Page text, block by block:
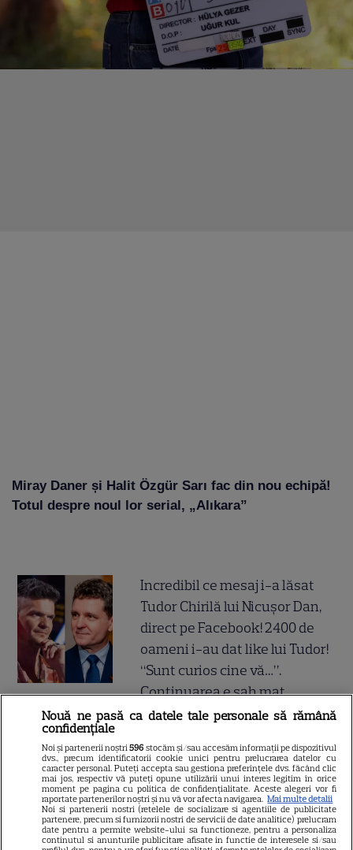
Miray Daner și Halit Özgür Sarı fac din nou echipă!
Totul despre noul lor serial, „Alıkara”
Incredibil ce mesaj i-a lăsat
Tudor Chirilă lui Nicușor Dan,
direct pe Facebook! 2400 de
oameni i-au dat like lui Tudor!
“Sunt curios cine vă…”.
Continuarea e șah mat
Mirabela Grădinaru, dar asta
nu e tot! Surpriza uriașă din
declarația de avere! Da, scrie
negru pe alb! O cheamă…
Nouă ne pasă ca datele tale personale să rămână
confidențiale
Noi și partenerii noștri596 stocăm și/sau accesăm informații pe dispozitivul
dvs., precum identificatorii cookie unici pentru prelucrarea datelor cu
caracter personal. Puteți accepta sau gestiona preferințele dvs. făcând clic
mai jos, respectiv vă puteți opune utilizării unui interes legitim în orice
moment pe pagina cu politica de confidențialitate. Aceste alegeri vor fi
raportate partenerilor noștri și nu vă vor afecta navigarea. Mai multe detalii
Noi si partenerii nostri (retelele de socializare si agentiile de publicitate
partenere, precum si furnizorii nostri de servicii de date analitice) prelucram
date pentru a permite website-ului sa functioneze, pentru a personaliza
continutul si anunturile publicitare afisate in functie de interesele si/sau